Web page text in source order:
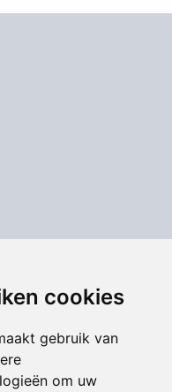
cookies
gebruik van
om uw